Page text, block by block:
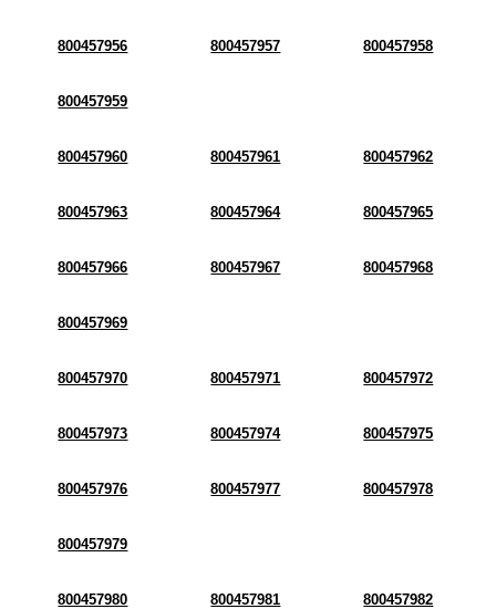
800457956 800457957 800457958
800457959
800457960 800457961 800457962
800457963 800457964 800457965
800457966 800457967 800457968
800457969
800457970 800457971 800457972
800457973 800457974 800457975
800457976 800457977 800457978
800457979
800457980 800457981 800457982